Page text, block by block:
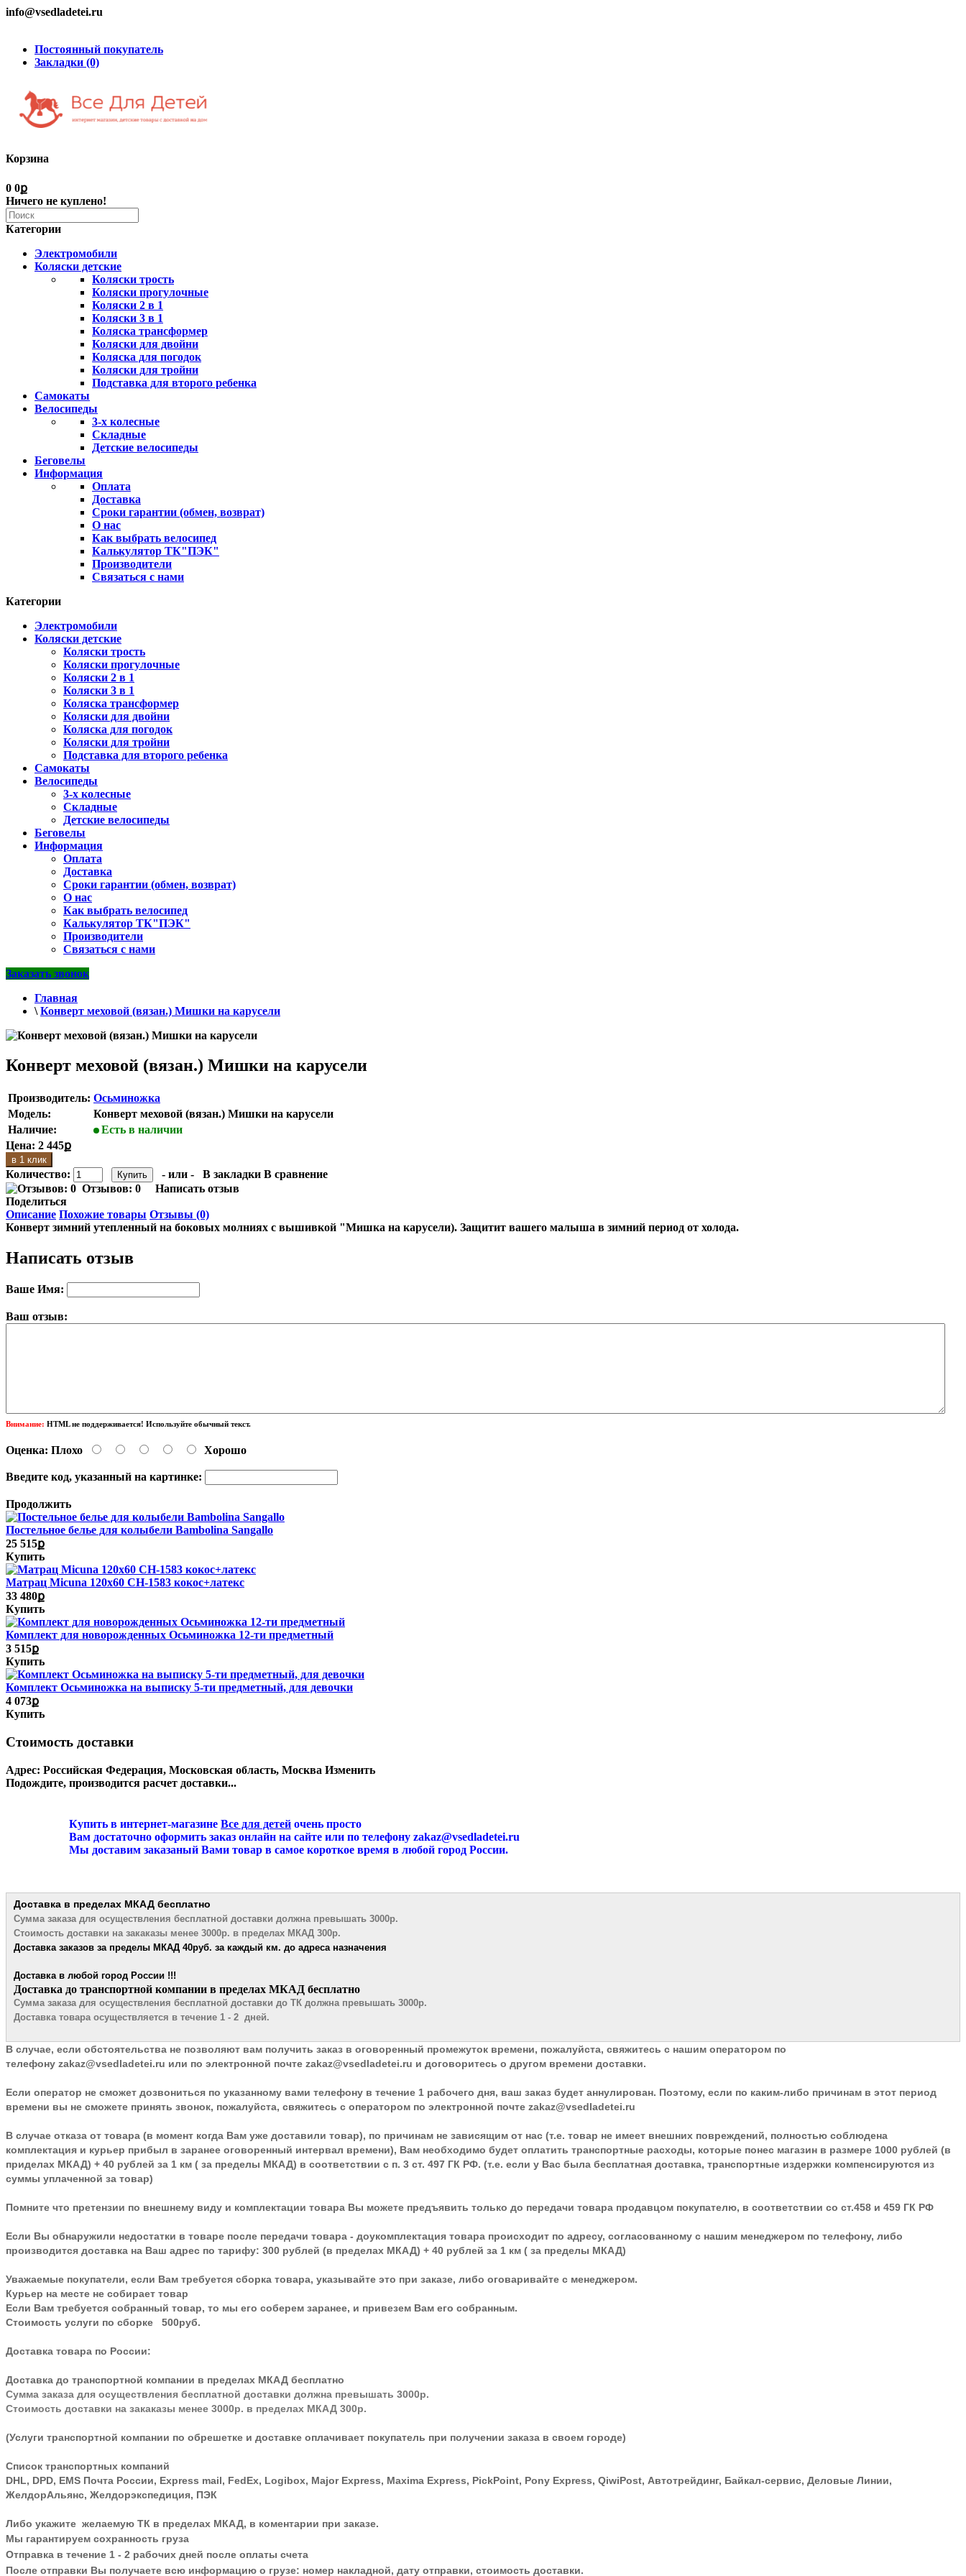
info@vsedladetei.ru
Постоянный покупатель
Закладки (0)
Корзина
0 0ք
Ничего не куплено!
Категории
Электромобили
Коляски детские
Коляски трость
Коляски прогулочные
Коляски 2 в 1
Коляски 3 в 1
Коляска трансформер
Коляски для двойни
Коляска для погодок
Коляски для тройни
Подставка для второго ребенка
Самокаты
Велосипеды
3-х колесные
Складные
Детские велосипеды
Беговелы
Информация
Оплата
Доставка
Сроки гарантии (обмен, возврат)
О нас
Как выбрать велосипед
Калькулятор ТК"ПЭК"
Производители
Связаться с нами
Категории
Электромобили
Коляски детские
Коляски трость
Коляски прогулочные
Коляски 2 в 1
Коляски 3 в 1
Коляска трансформер
Коляски для двойни
Коляска для погодок
Коляски для тройни
Подставка для второго ребенка
Самокаты
Велосипеды
3-х колесные
Складные
Детские велосипеды
Беговелы
Информация
Оплата
Доставка
Сроки гарантии (обмен, возврат)
О нас
Как выбрать велосипед
Калькулятор ТК"ПЭК"
Производители
Связаться с нами
Заказать звонок
Главная
\Конверт меховой (вязан.) Мишки на карусели
Конверт меховой (вязан.) Мишки на карусели
Производитель: Осьминожка
Модель:
Конверт меховой (вязан.) Мишки на карусели
Наличие:
Есть в наличии
Цена: 2 445ք
в 1 клик
Количество: - или - В закладки В сравнение
Отзывов: 0
Написать отзыв
Поделиться
Описание Похожие товары Отзывы (0)
Конверт зимний утепленный на боковых молниях с вышивкой "Мишка на карусели). Защитит вашего малыша в зимний период от холода.
Написать отзыв
Ваше Имя:
Ваш отзыв:
Внимание: HTML не поддерживается! Используйте обычный текст.
Оценка: Плохо Хорошо
Введите код, указанный на картинке:
Продолжить
Постельное белье для колыбели Bambolina Sangallo
25 515ք
Купить
Матрац Miсuna 120х60 CH-1583 кокос+латекс
33 480ք
Купить
Комплект для новорожденных Осьминожка 12-ти предметный
3 515ք
Купить
Комплект Осьминожка на выписку 5-ти предметный, для девочки
4 073ք
Купить
Стоимость доставки
Адрес: Российская Федерация, Московская область, Москва Изменить
Подождите, производится расчет доставки...
Купить в интернет-магазине Все для детей очень просто
Вам достаточно оформить заказ онлайн на сайте или по телефону zakaz@vsedladetei.ru
Мы доставим заказаный Вами товар в самое короткое время в любой город России.
Доставка в пределах МКАД бесплатно
Сумма заказа для осуществления бесплатной доставки должна превышать 3000р.
Стоимость доставки на закаказы менее 3000р. в пределах МКАД 300р.
Доставка заказов за пределы МКАД 40руб. за каждый км. до адреса назначения
Доставка в любой город России !!!
​Доставка до транспортной компании в пределах МКАД бесплатно
Сумма заказа для осуществления бесплатной доставки до ТК должна превышать 3000р.
Доставка товара осуществляется в течение 1 - 2 дней.
В случае, если обстоятельства не позволяют вам получить заказ в оговоренный промежуток времени, пожалуйста, свяжитесь с нашим оператором по
телефону zakaz@vsedladetei.ru или по электронной почте zakaz@vsedladetei.ru и договоритесь о другом времени доставки.
Если оператор не сможет дозвониться по указанному вами телефону в течение 1 рабочего дня, ваш заказ будет аннулирован. Поэтому, если по каким-либо причинам в этот период
времени вы не сможете принять звонок, пожалуйста, свяжитесь с оператором по электронной почте zakaz@vsedladetei.ru
В случае отказа от товара (в момент когда Вам уже доставили товар), по причинам не зависящим от нас (т.е. товар не имеет внешних повреждений, полностью соблюдена
комплектация и курьер прибыл в заранее оговоренный интервал времени), Вам необходимо будет оплатить транспортные расходы, которые понес магазин в размере 1000 рублей (в
приделах МКАД) + 40 рублей за 1 км ( за пределы МКАД) в соответствии с п. 3 ст. 497 ГК РФ. (т.е. если у Вас была бесплатная доставка, транспортные издержки компенсируются из
суммы уплаченной за товар)
Помните что претензии по внешнему виду и комплектации товара Вы можете предъявить только до передачи товара продавцом покупателю, в соответствии со ст.458 и 459 ГК РФ
Если Вы обнаружили недостатки в товаре после передачи товара - доукомплектация товара происходит по адресу, согласованному с нашим менеджером по телефону, либо
производится доставка на Ваш адрес по тарифу: 300 рублей (в пределах МКАД) + 40 рублей за 1 км ( за пределы МКАД)
Уважаемые покупатели, если Вам требуется сборка товара, указывайте это при заказе, либо оговаривайте с менеджером.
Курьер на месте не собирает товар
Если Вам требуется собранный товар, то мы его соберем заранее, и привезем Вам его собранным.
Стоимость услуги по сборке 500руб.
Доставка товара по России:
Доставка до транспортной компании в пределах МКАД бесплатно
Сумма заказа для осуществления бесплатной доставки должна превышать 3000р.
Стоимость доставки на закаказы менее 3000р. в пределах МКАД 300р.
(Услуги транспортной компании по обрешетке и доставке оплачивает покупатель при получении заказа в своем городе)
Список транспортных компаний
DHL, DPD, EMS Почта России, Express mail, FedEx, Logibox, Major Express, Maxima Express, PickPoint, Pony Express, QiwiPost, Автотрейдинг, Байкал-сервис, Деловые Линии,
ЖелдорАльянс, Желдорэкспедиция, ПЭК
Либо укажите желаемую ТК в пределах МКАД, в коментарии при заказе.
Мы гарантируем сохранность груза
Отправка в течение 1 - 2 рабочих дней после оплаты счета
После отправки Вы получаете всю информацию о грузе: номер накладной, дату отправки, стоимость доставки.